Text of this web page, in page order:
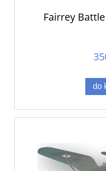
Fairrey
do